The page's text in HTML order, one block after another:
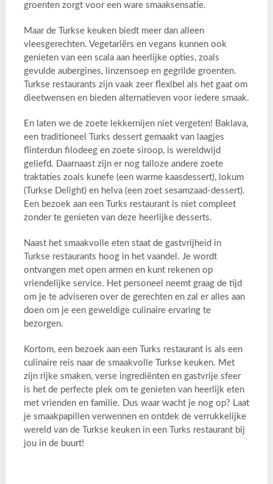
groenten zorgt voor een ware smaaksensatie.
Maar de Turkse keuken biedt meer dan alleen
vleesgerechten. Vegetariërs en vegans kunnen ook
genieten van een scala aan heerlijke opties, zoals
gevulde aubergines, linzensoep en gegrilde groenten.
Turkse restaurants zijn vaak zeer flexibel als het gaat om
dieetwensen en bieden alternatieven voor iedere smaak.
En laten we de zoete lekkernijen niet vergeten! Baklava,
een traditioneel Turks dessert gemaakt van laagjes
flinterdun filodeeg en zoete siroop, is wereldwijd
geliefd. Daarnaast zijn er nog talloze andere zoete
traktaties zoals kunefe (een warme kaasdessert), lokum
(Turkse Delight) en helva (een zoet sesamzaad-dessert).
Een bezoek aan een Turks restaurant is niet compleet
zonder te genieten van deze heerlijke desserts.
Naast het smaakvolle eten staat de gastvrijheid in
Turkse restaurants hoog in het vaandel. Je wordt
ontvangen met open armen en kunt rekenen op
vriendelijke service. Het personeel neemt graag de tijd
om je te adviseren over de gerechten en zal er alles aan
doen om je een geweldige culinaire ervaring te
bezorgen.
Kortom, een bezoek aan een Turks restaurant is als een
culinaire reis naar de smaakvolle Turkse keuken. Met
zijn rijke smaken, verse ingrediënten en gastvrije sfeer
is het de perfecte plek om te genieten van heerlijk eten
met vrienden en familie. Dus waar wacht je nog op? Laat
je smaakpapillen verwennen en ontdek de verrukkelijke
wereld van de Turkse keuken in een Turks restaurant bij
jou in de buurt!